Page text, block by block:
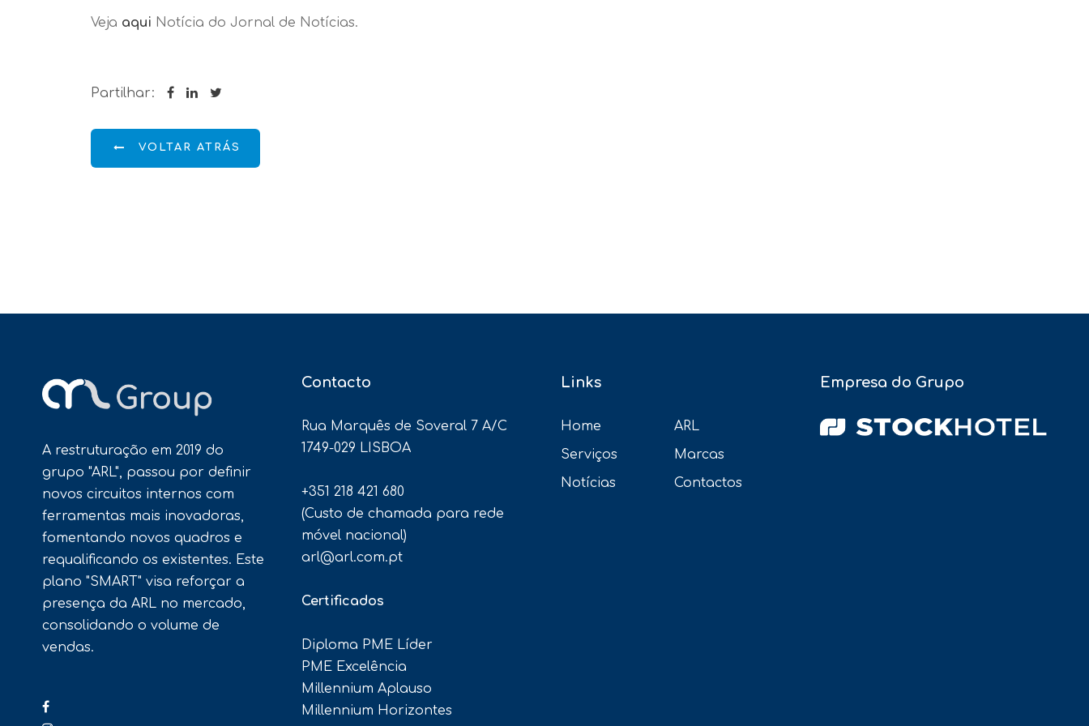
Veja aqui Notícia do Jornal de Notícias.
Partilhar:
VOLTAR ATRÁS
A restruturação em 2019 do
grupo "ARL", passou por definir
novos circuitos internos com
ferramentas mais inovadoras,
fomentando novos quadros e
requalificando os existentes. Este
plano "SMART" visa reforçar a
presença da ARL no mercado,
consolidando o volume de
vendas.
Contacto
Rua Marquês de Soveral 7 A/C
1749-029 LISBOA
+351 218 421 680
(Custo de chamada para rede
móvel nacional)
arl@arl.com.pt
Certificados
Diploma PME Líder
PME Excelência
Millennium Aplauso
Millennium Horizontes
Links
Home
ARL
Serviços
Marcas
Notícias
Contactos
Empresa do Grupo